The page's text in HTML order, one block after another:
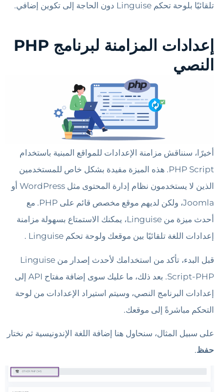
تلقائيًا بلوحة تحكم Linguise دون الحاجة إلى تكوين إضافي.
إعدادات المزامنة لبرنامج PHP
النصي
أخيرًا، سنناقش مزامنة الإعدادات للمواقع المبنية باستخدام
PHP Script. هذه الميزة مفيدة بشكل خاص للمستخدمين
الذين لا يستخدمون نظام إدارة المحتوى مثل WordPress أو
Joomla، ولكن لديهم موقع مخصص قائم على PHP. مع
أحدث ميزة من Linguise، يمكنك الاستمتاع بسهولة مزامنة
إعدادات اللغة تلقائيًا بين موقعك ولوحة تحكم Linguise .
قبل البدء، تأكد من استخدامك لأحدث إصدار من Linguise
Script-PHP. بعد ذلك، ما عليك سوى إضافة مفتاح API إلى
إعدادات البرنامج النصي، وسيتم استيراد الإعدادات من لوحة
التحكم مباشرةً إلى موقعك.
على سبيل المثال، سنحاول هنا إضافة اللغة الإندونيسية ثم نختار
حفظ.